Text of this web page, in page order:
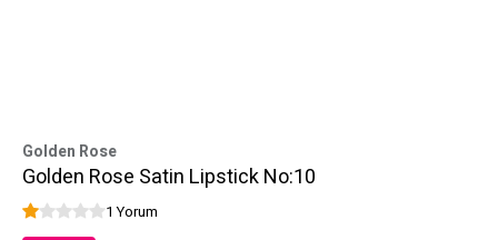
Golden Rose
Golden Rose Satin Lipstick No:10
1 Yorum